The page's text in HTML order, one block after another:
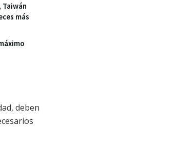
Taiwán
más
deben